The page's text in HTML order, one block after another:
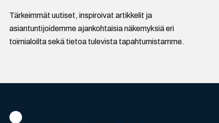
Tärkeimmät uutiset, inspiroivat artikkelit ja
asiantuntijoidemme ajankohtaisia näkemyksiä eri
toimialoilta sekä tietoa tulevista tapahtumistamme.